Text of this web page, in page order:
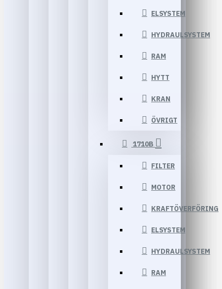
ELSYSTEM
HYDRAULSYSTEM
RAM
HYTT
KRAN
ÖVRIGT
1710B
FILTER
MOTOR
KRAFTÖVERFÖRING
ELSYSTEM
HYDRAULSYSTEM
RAM